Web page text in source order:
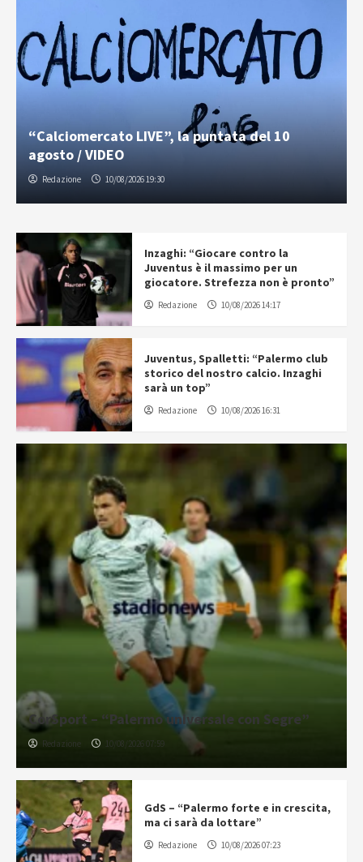
“Calciomercato LIVE”, la puntata del 10
agosto / VIDEO
Redazione 10/08/2026 19:30
Inzaghi: “Giocare contro la
Juventus è il massimo per un
giocatore. Strefezza non è pronto”
Redazione 10/08/2026 14:17
Juventus, Spalletti: “Palermo club
storico del nostro calcio. Inzaghi
sarà un top”
Redazione 10/08/2026 16:31
CorSport – “Palermo universale con Segre”
Redazione 10/08/2026 07:59
GdS – “Palermo forte e in crescita,
ma ci sarà da lottare”
Redazione 10/08/2026 07:23